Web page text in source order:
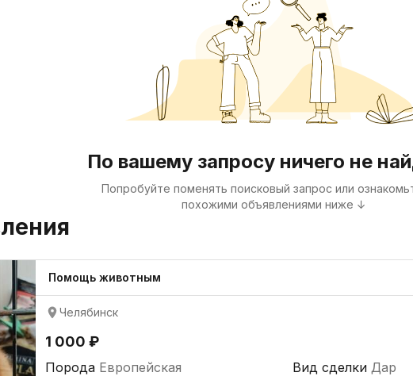
По вашему запросу ничего не
Попробуйте поменять поисковый запрос или
похожими объявлениями ниже ↓
Помощь животным
Челябинск
1 000 ₽
Порода Европейская Вид сделки Дар